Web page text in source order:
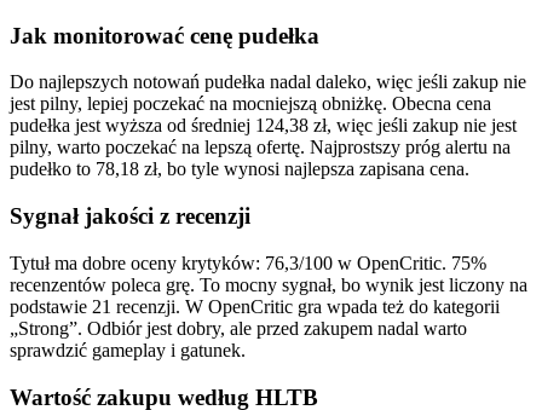
Jak monitorować cenę pudełka
Do najlepszych notowań pudełka nadal daleko, więc jeśli zakup nie
jest pilny, lepiej poczekać na mocniejszą obniżkę. Obecna cena
pudełka jest wyższa od średniej 124,38 zł, więc jeśli zakup nie jest
pilny, warto poczekać na lepszą ofertę. Najprostszy próg alertu na
pudełko to 78,18 zł, bo tyle wynosi najlepsza zapisana cena.
Sygnał jakości z recenzji
Tytuł ma dobre oceny krytyków: 76,3/100 w OpenCritic. 75%
recenzentów poleca grę. To mocny sygnał, bo wynik jest liczony na
podstawie 21 recenzji. W OpenCritic gra wpada też do kategorii
„Strong”. Odbiór jest dobry, ale przed zakupem nadal warto
sprawdzić gameplay i gatunek.
Wartość zakupu według HLTB